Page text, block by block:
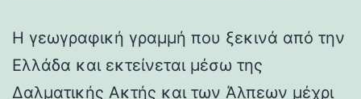
Η γεωγραφική γραμμή που ξεκινά από την
Ελλάδα και εκτείνεται μέσω της
Δαλματικής Ακτής και των Άλπεων μέχρι